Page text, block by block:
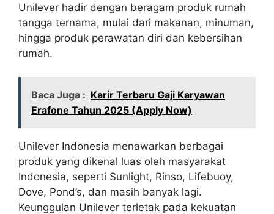
Unilever hadir dengan beragam produk rumah
tangga ternama, mulai dari makanan, minuman,
hingga produk perawatan diri dan kebersihan
rumah.
Baca Juga : Karir Terbaru Gaji Karyawan
Erafone Tahun 2025 (Apply Now)
Unilever Indonesia menawarkan berbagai
produk yang dikenal luas oleh masyarakat
Indonesia, seperti Sunlight, Rinso, Lifebuoy,
Dove, Pond’s, dan masih banyak lagi.
Keunggulan Unilever terletak pada kekuatan